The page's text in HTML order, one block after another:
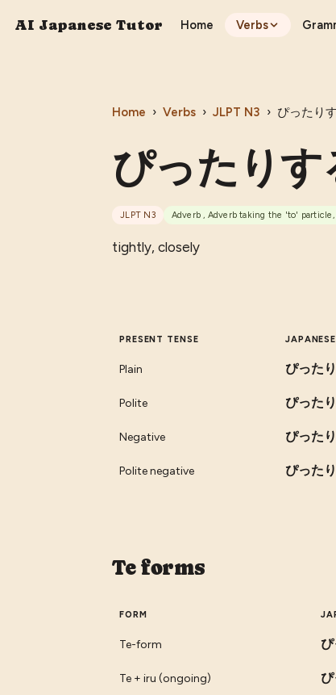
AI Japanese Tutor Home Verbs
Home › Verbs › JLPT N3 › ぴったり
ぴったりす
JLPT N3 Adverb , Adverb taking the 'to'
tightly, closely
PRESENT TENSE JAPANESE
Plain ぴった
Polite ぴった
Negative ぴった
Polite negative ぴった
Te forms
FORM
Te-form
Te + iru (ongoing)